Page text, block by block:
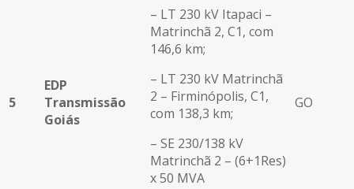
5
EDP
Transmissão
Goiás
– LT 230 kV Itapaci –
Matrinchã 2, C1, com
146,6 km;
– LT 230 kV Matrinchã
2 – Firminópolis, C1,
com 138,3 km;
– SE 230/138 kV
Matrinchã 2 – (6+1Res)
x 50 MVA
GO